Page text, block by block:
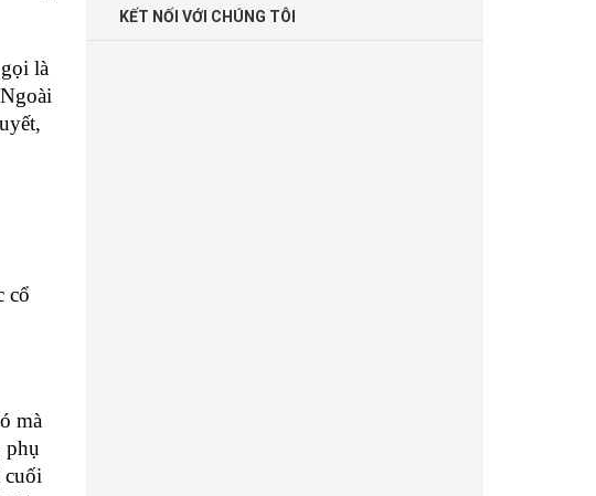
là
cổ
mà
phụ
cuối
KẾT NỐI VỚI CHÚNG TÔI